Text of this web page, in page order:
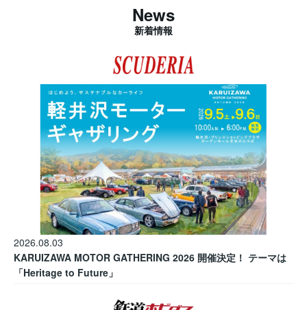
News
新着情報
2026.08.03
KARUIZAWA MOTOR GATHERING 2026 開催決定！ テーマは
「Heritage to Future」